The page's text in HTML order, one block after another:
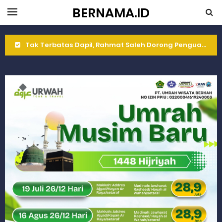
BERNAMA.ID
Tak Terbatas Dapil, Rahmat Saleh Dorong Penguatan Pertanian di Kabupaten Agam
Rahmat Saleh Resmikan Hunian Tetap KARTA untuk Korban Banjir Bandang di Sumbar
Gelar Musdalub, Ini Tujuan Partai Demokrat Sumbar
Wakili Gubernur Sumbar, Kabiro Kesra Hadiri dan Berikan Arahan pada MTQ Nasional ke-50 Tingkat Kec. Sungai Limau
RELIS KEJAKSAAN TINGGI SUMATERA BARAT
RELIS KEJAKSAAN TINGGI SUMATERA BARAT
RELIS KEJAKSAAN TINGGI SUMATERA BARAT
Peringati Hari Koperasi ke-79, Wagub Sumbar Dorong Koperasi Jadi Motor Penggerak Ekonomi Rakyat